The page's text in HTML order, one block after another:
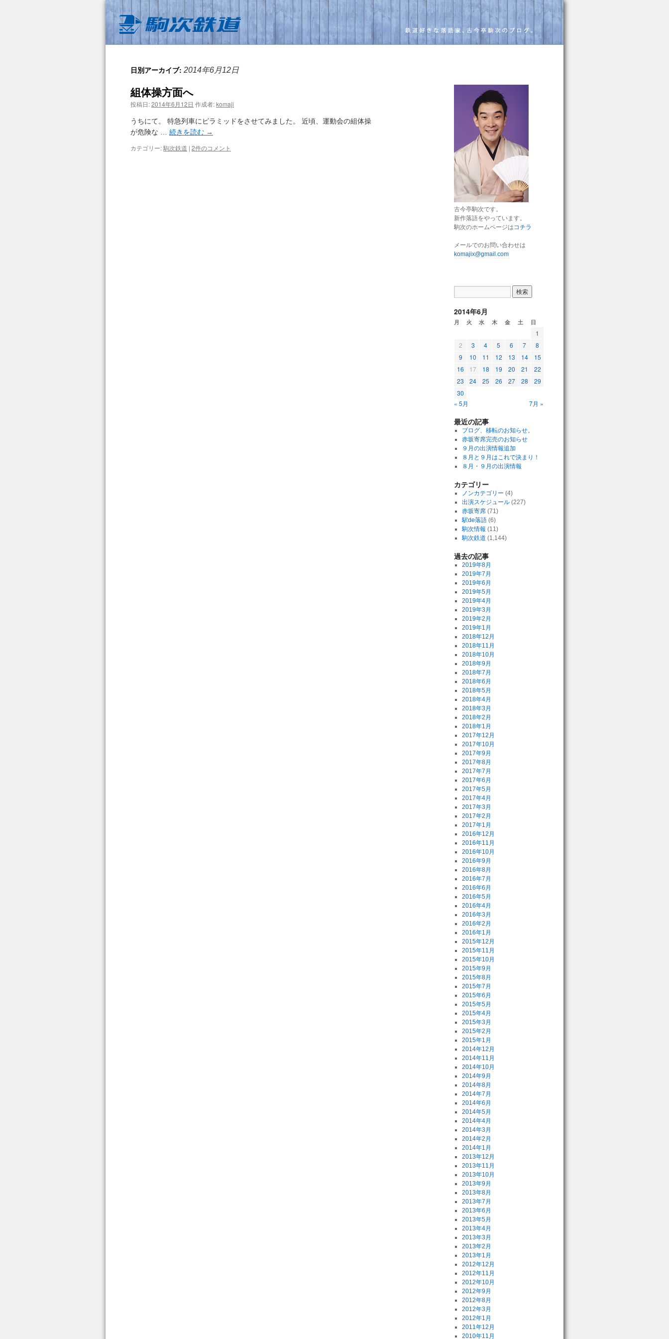
日別アーカイブ: 2014年6月12日
組体操方面へ
投稿日:2014年6月12日 作成者:komaji
うちにて。 特急列車にピラミッドをさせてみました。 近頃、運動会の組体操
が危険な … 続きを読む →
カテゴリー:駒次鉄道 | 2件のコメント
古今亭駒次です。
新作落語をやっています。
駒次のホームページはコチラ
メールでのお問い合わせは
komajix@gmail.com
2014年6月
月 火 水 木 金 土 日
1
2
3 4 5 6 7
8
9
10 11 12 13 14
15
16
17 18 19 20 21
22
23
24 25 26 27 28
29
30
« 5月
7月 »
最近の記事
ブログ、移転のお知らせ。
赤坂寄席完売のお知らせ
９月の出演情報追加
８月と９月はこれで決まり！
８月・９月の出演情報
カテゴリー
ノンカテゴリー (4)
出演スケジュール(227)
赤坂寄席(71)
駅de落語(6)
駒次情報 (11)
駒次鉄道 (1,144)
過去の記事
2019年8月
2019年7月
2019年6月
2019年5月
2019年4月
2019年3月
2019年2月
2019年1月
2018年12月
2018年11月
2018年10月
2018年9月
2018年7月
2018年6月
2018年5月
2018年4月
2018年3月
2018年2月
2018年1月
2017年12月
2017年10月
2017年9月
2017年8月
2017年7月
2017年6月
2017年5月
2017年4月
2017年3月
2017年2月
2017年1月
2016年12月
2016年11月
2016年10月
2016年9月
2016年8月
2016年7月
2016年6月
2016年5月
2016年4月
2016年3月
2016年2月
2016年1月
2015年12月
2015年11月
2015年10月
2015年9月
2015年8月
2015年7月
2015年6月
2015年5月
2015年4月
2015年3月
2015年2月
2015年1月
2014年12月
2014年11月
2014年10月
2014年9月
2014年8月
2014年7月
2014年6月
2014年5月
2014年4月
2014年3月
2014年2月
2014年1月
2013年12月
2013年11月
2013年10月
2013年9月
2013年8月
2013年7月
2013年6月
2013年5月
2013年4月
2013年3月
2013年2月
2013年1月
2012年12月
2012年11月
2012年10月
2012年9月
2012年8月
2012年3月
2012年1月
2011年12月
2010年11月